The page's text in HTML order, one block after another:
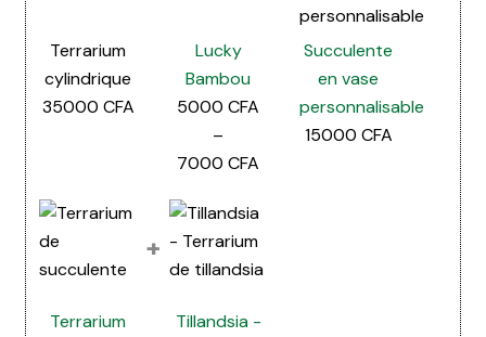
Terrarium
cylindrique
35000 CFA
Lucky
Bambou
5000 CFA
–
7000 CFA
prix :
à
Succulente
en vase
personnalisable
15000 CFA
Terrarium
+
Tillandsia -